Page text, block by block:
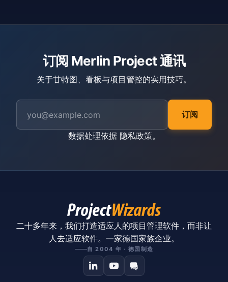
订阅 Merlin Project 通讯
关于甘特图、看板与项目管控的实用技巧。
订阅
数据处理依据 隐私政策。
二十多年来，我们打造适应人的项目管理软件，而非让
人去适应软件。一家德国家族企业。
自 2004 年 · 德国制造